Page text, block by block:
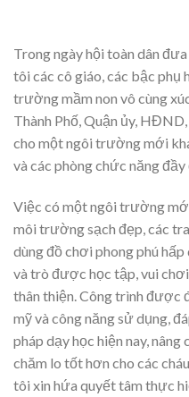
Trong ngày hội toàn dân
tôi các cô giáo, các bậc phụ
trường mầm non vô cùng
Thành Phố, Quận ủy,
cho một ngôi tr­ường mới
và các phòng chức năng
Việc có một ngôi tr­ường
môi tr­ường sạch đẹp, các
dùng đồ chơi phong phú
và trò đ­ược học tập, vui
thân thiện. Công trình đ­ược
mỹ và công năng sử dụng,
pháp dạy học hiện nay,
chăm lo tốt hơn cho các
tôi xin hứa quyết tâm thực